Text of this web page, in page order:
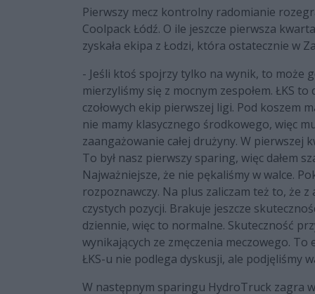
Pierwszy mecz kontrolny radomianie
Coolpack Łódź. O ile jeszcze pierwsza
zyskała ekipa z Łodzi, która ostatecznie w
- Jeśli ktoś spojrzy tylko na wynik, to może
mierzyliśmy się z mocnym zespołem. ŁKS
czołowych ekip pierwszej ligi. Pod koszem
nie mamy klasycznego środkowego, więc
zaangażowanie całej drużyny. W
To był nasz pierwszy sparing, więc dałem
Najważniejsze, że nie pękaliśmy w walce.
rozpoznawczy. Na plus zaliczam też to, że
czystych pozycji. Brakuje jeszcze
dziennie, więc to normalne. Skuteczność
wynikających ze zmęczenia meczowego.
ŁKS-u nie podlega dyskusji, ale podjęliśmy
W następnym sparingu HydroTruck zagra